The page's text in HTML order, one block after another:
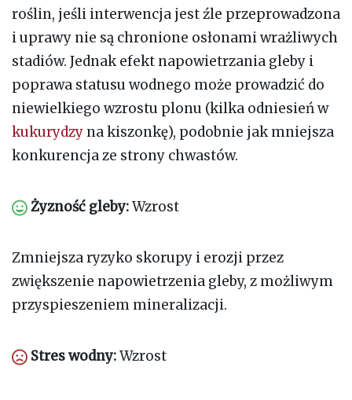
roślin, jeśli interwencja jest źle przeprowadzona
i uprawy nie są chronione osłonami wrażliwych
stadiów. Jednak efekt napowietrzania gleby i
poprawa statusu wodnego może prowadzić do
niewielkiego wzrostu plonu (kilka odniesień w
kukurydzy na kiszonkę), podobnie jak mniejsza
konkurencja ze strony chwastów.
Żyzność gleby:Wzrost
Zmniejsza ryzyko skorupy i erozji przez
zwiększenie napowietrzenia gleby, z możliwym
przyspieszeniem mineralizacji.
Stres wodny:Wzrost